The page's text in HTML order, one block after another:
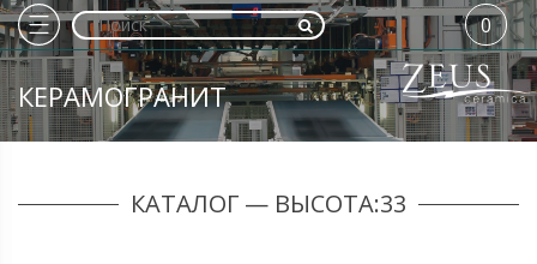
КЕРАМОГРАНИТ
0
КАТАЛОГ — ВЫСОТА:33